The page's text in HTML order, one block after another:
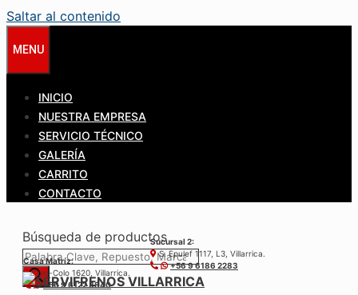
Saltar al contenido
MENU
INICIO
NUESTRA EMPRESA
SERVICIO TÉCNICO
GALERÍA
CARRITO
CONTACTO
Búsqueda de productos
Casa Matríz:
Colo-Colo 1620, Villarrica.
+56 9 6122 3840
Sucursal 2:
S. Epulef 1117, L3, Villarrica.
+56 9 6186 2283